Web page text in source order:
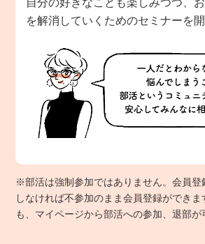
自分の好きなことも楽しみつつ、
を解消していくためのセミナーを
※部活は強制参加ではありません。会員登
しなければ不参加のまま会員登録ができ
も、マイページから部活への参加、退部が